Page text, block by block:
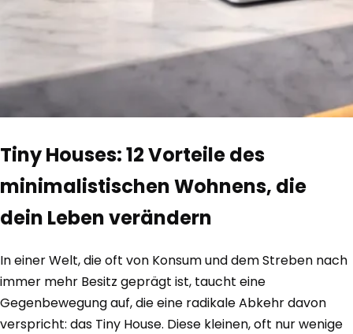
Tiny Houses: 12 Vorteile des
minimalistischen Wohnens, die
dein Leben verändern
In einer Welt, die oft von Konsum und dem Streben nach
immer mehr Besitz geprägt ist, taucht eine
Gegenbewegung auf, die eine radikale Abkehr davon
verspricht: das Tiny House. Diese kleinen, oft nur wenige